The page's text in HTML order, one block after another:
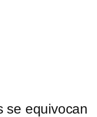
se equivocan